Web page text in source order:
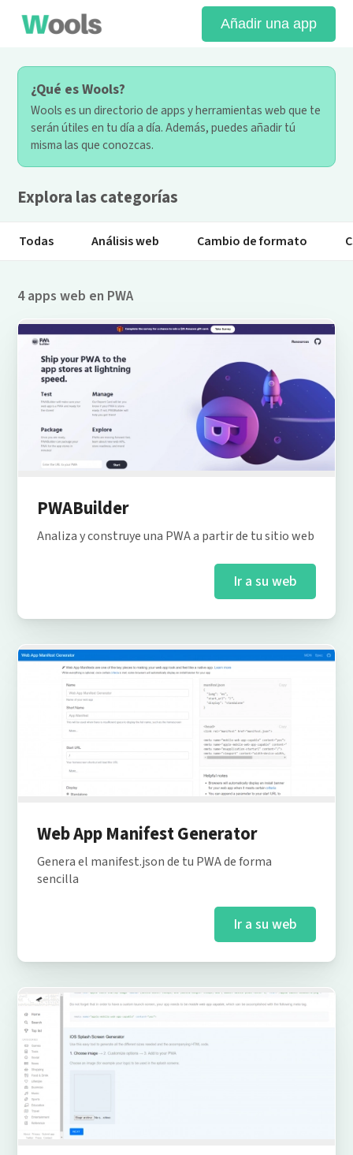
Añadir una app
¿Qué es Wools?
Wools es un directorio de apps y herramientas web que te
serán útiles en tu día a día. Además, puedes añadir tú
misma las que conozcas.
Explora las categorías
Todas Análisis web Cambio de formato
4 apps web en PWA
PWABuilder
Analiza y construye una PWA a partir de tu sitio web
Ir a su web
Web App Manifest Generator
Genera el manifest.json de tu PWA de forma
sencilla
Ir a su web